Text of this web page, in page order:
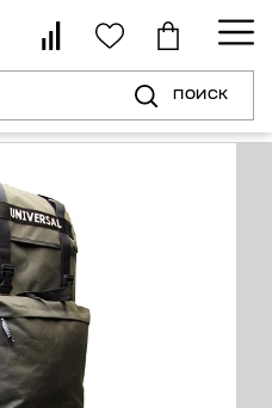
ПОИСК
Спецодежда для туризма, рыбалки, охоты